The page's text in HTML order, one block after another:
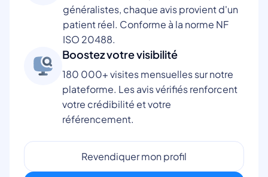
généralistes, chaque avis provient d'un
patient réel. Conforme à la norme NF
ISO 20488.
Boostez votre visibilité
180 000+ visites mensuelles sur notre
plateforme. Les avis vérifiés renforcent
votre crédibilité et votre
référencement.
Revendiquer mon profil